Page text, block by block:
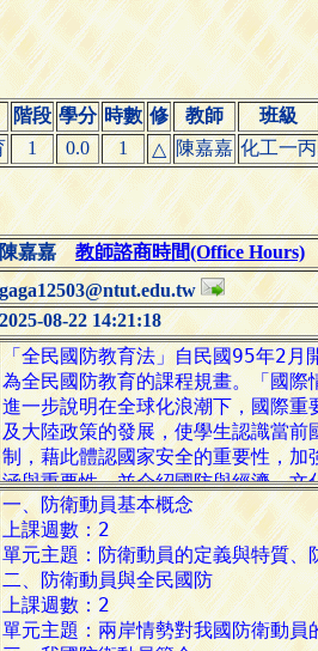
階段 學分 時數 修 教師 班級
1 0.0 1 △ 陳嘉嘉 化工一丙
陳嘉嘉 教師諮商時間(Office Hours)
gaga12503@ntut.edu.tw
2025-08-22 14:21:18